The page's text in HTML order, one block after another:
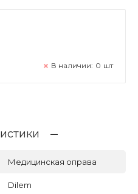
В наличии: 0 шт
Медицинская оправа
Dilem